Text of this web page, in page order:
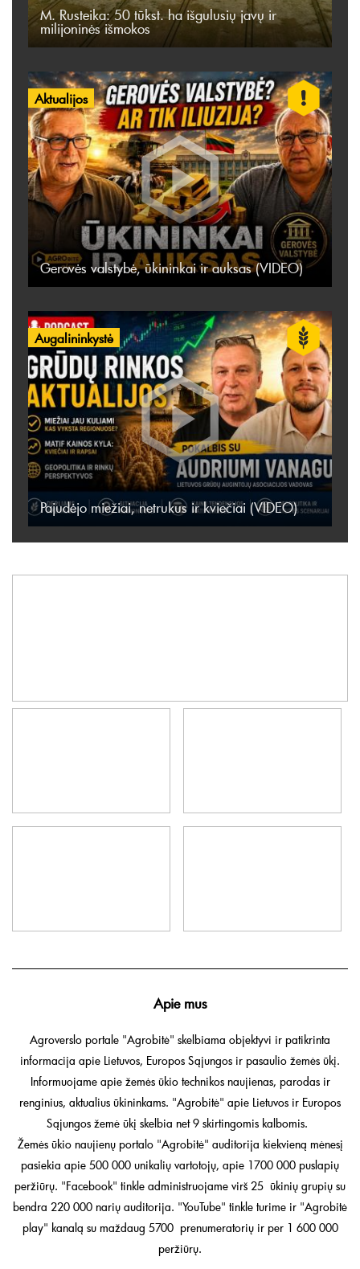
M. Rusteika: 50 tūkst. ha išgulusių javų ir
milijoninės išmokos
Aktualijos
Gerovės valstybė, ūkininkai ir auksas (VIDEO)
Augalininkystė
Pajudėjo miežiai, netrukus ir kviečiai (VIDEO)
Apie mus
Agroverslo portale "Agrobitė" skelbiama objektyvi ir patikrinta
informacija apie Lietuvos, Europos Sąjungos ir pasaulio žemės ūkį.
Informuojame apie žemės ūkio technikos naujienas, parodas ir
renginius, aktualius ūkininkams. "Agrobitė" apie Lietuvos ir Europos
Sąjungos žemė ūkį skelbia net 9 skirtingomis kalbomis.
Žemės ūkio naujienų portalo "Agrobitė" auditorija kiekvieną mėnesį
pasiekia apie 500 000 unikalių vartotojų, apie 1700 000 puslapių
peržiūrų. "Facebook" tinkle administruojame virš 25 ūkinių grupių su
bendra 220 000 narių auditorija. "YouTube" tinkle turime ir "Agrobitė
play" kanalą su maždaug 5700 prenumeratorių ir per 1 600 000
peržiūrų.